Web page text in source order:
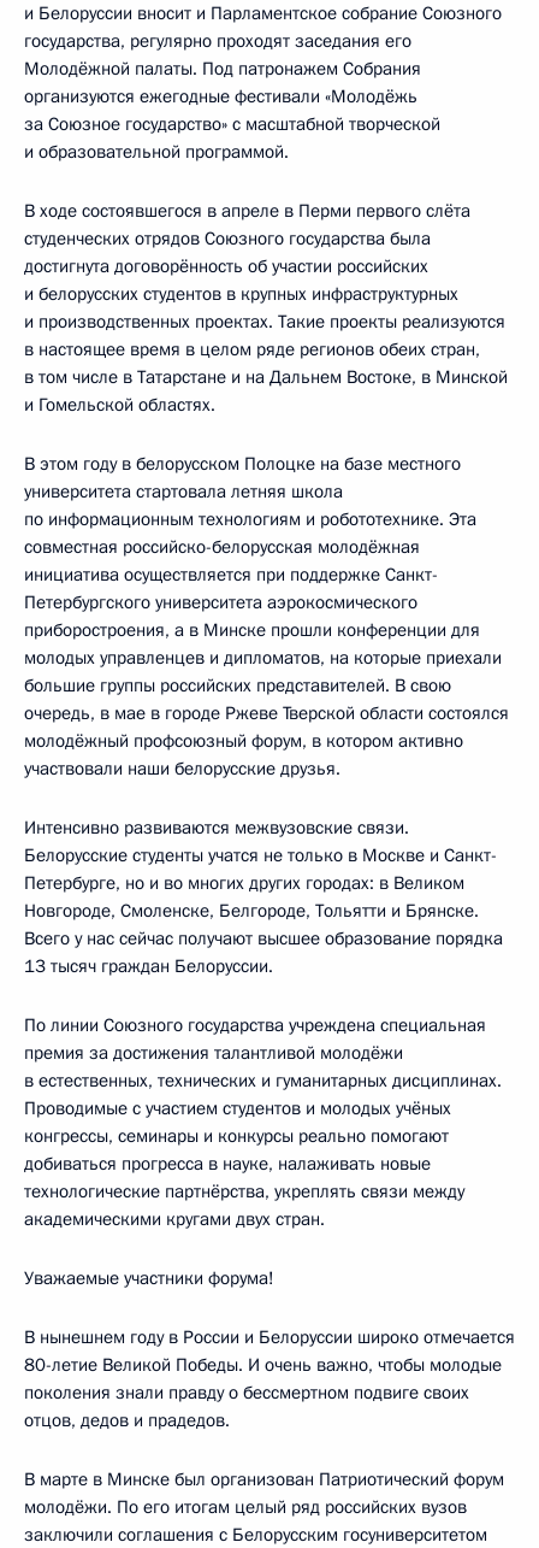
и Белоруссии вносит и Парламентское собрание Союзного
государства, регулярно проходят заседания его
Молодёжной палаты. Под патронажем Собрания
организуются ежегодные фестивали «Молодёжь
за Союзное государство» с масштабной творческой
и образовательной программой.
В ходе состоявшегося в апреле в Перми первого слёта
студенческих отрядов Союзного государства была
достигнута договорённость об участии российских
и белорусских студентов в крупных инфраструктурных
и производственных проектах. Такие проекты реализуются
в настоящее время в целом ряде регионов обеих стран,
в том числе в Татарстане и на Дальнем Востоке, в Минской
и Гомельской областях.
В этом году в белорусском Полоцке на базе местного
университета стартовала летняя школа
по информационным технологиям и робототехнике. Эта
совместная российско-белорусская молодёжная
инициатива осуществляется при поддержке Санкт-
Петербургского университета аэрокосмического
приборостроения, а в Минске прошли конференции для
молодых управленцев и дипломатов, на которые приехали
большие группы российских представителей. В свою
очередь, в мае в городе Ржеве Тверской области состоялся
молодёжный профсоюзный форум, в котором активно
участвовали наши белорусские друзья.
Интенсивно развиваются межвузовские связи.
Белорусские студенты учатся не только в Москве и Санкт-
Петербурге, но и во многих других городах: в Великом
Новгороде, Смоленске, Белгороде, Тольятти и Брянске.
Всего у нас сейчас получают высшее образование порядка
13 тысяч граждан Белоруссии.
По линии Союзного государства учреждена специальная
премия за достижения талантливой молодёжи
в естественных, технических и гуманитарных дисциплинах.
Проводимые с участием студентов и молодых учёных
конгрессы, семинары и конкурсы реально помогают
добиваться прогресса в науке, налаживать новые
технологические партнёрства, укреплять связи между
академическими кругами двух стран.
Уважаемые участники форума!
В нынешнем году в России и Белоруссии широко отмечается
80-летие Великой Победы. И очень важно, чтобы молодые
поколения знали правду о бессмертном подвиге своих
отцов, дедов и прадедов.
В марте в Минске был организован Патриотический форум
молодёжи. По его итогам целый ряд российских вузов
заключили соглашения с Белорусским госуниверситетом